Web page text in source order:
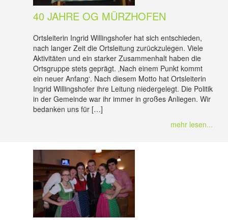
40 JAHRE OG MÜRZHOFEN
Ortsleiterin Ingrid Willingshofer hat sich entschieden,
nach langer Zeit die Ortsleitung zurückzulegen. Viele
Aktivitäten und ein starker Zusammenhalt haben die
Ortsgruppe stets geprägt. ‚Nach einem Punkt kommt
ein neuer Anfang‘. Nach diesem Motto hat Ortsleiterin
Ingrid Willingshofer ihre Leitung niedergelegt. Die Politik
in der Gemeinde war ihr immer in großes Anliegen. Wir
bedanken uns für […]
mehr lesen...